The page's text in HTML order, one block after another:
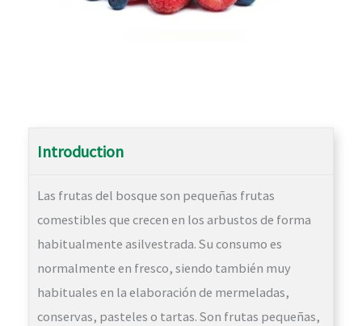
Introduction
Las frutas del bosque son pequeñas frutas
comestibles que crecen en los arbustos de forma
habitualmente asilvestrada. Su consumo es
normalmente en fresco, siendo también muy
habituales en la elaboración de mermeladas,
conservas, pasteles o tartas. Son frutas pequeñas,